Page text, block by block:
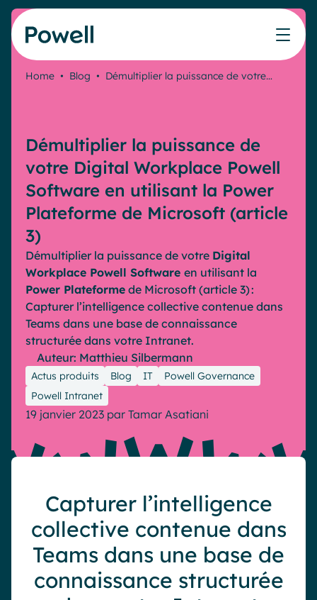
Skip to content
Communication interne
Ressources Humaines
Service public
Pharma & Santé
Banque & Finance
Industrie
ProduitsPowell Governance
Les cas d'usage
Knowledge Management
Engagement employés
Plateforme connectée
IA Digital Workplace augmentée
Hub digital
Analytique
Personnalisation & design
Partenaires
Devenir partenaire
Microsoft x Powell = ♡
Partenaire Bleu
Tarification
Nos clients
Notre accompagnement
Resources
Évaluer mon intranet
Blog
Evénements
Webinaires
Livres blancs
EnglishFrançaisDeutsch
Home • Blog • Démultiplier la puissance de votre…
Démultiplier la puissance de
votre Digital Workplace Powell
Software en utilisant la Power
Plateforme de Microsoft (article
3)
Démultiplier la puissance de votre Digital
Workplace Powell Software en utilisant la
Power Plateforme de Microsoft (article 3):
Capturer l’intelligence collective contenue dans
Teams dans une base de connaissance
structurée dans votre Intranet.
Auteur: Matthieu Silbermann
Actus produits Blog IT
Powell Governance
Powell Intranet
19 janvier 2023 par Tamar Asatiani
Capturer l’intelligence
collective contenue dans
Teams dans une base de
connaissance structurée